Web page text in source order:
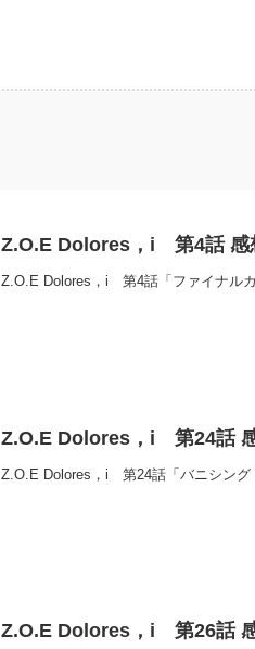
Z.O.E Dolores，i 第4話 感
Z.O.E Dolores，i 第4話「ファイナル
Z.O.E Dolores，i 第24話
Z.O.E Dolores，i 第24話「バニシング
Z.O.E Dolores，i 第26話